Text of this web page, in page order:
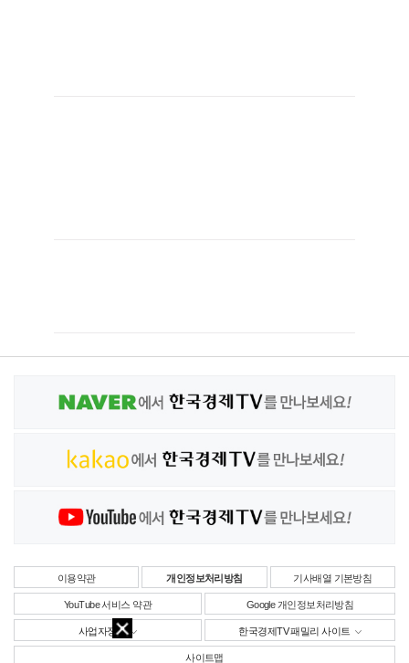
이용약관 개인정보처리방침 기사배열 기본방침
YouTube 서비스 약관 Google 개인정보처리방침
사업자정보 한국경제TV 패밀리 사이트
사이트맵